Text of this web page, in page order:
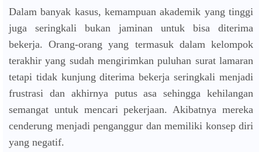
Dalam banyak kasus, kemampuan akademik yang tinggi
juga seringkali bukan jaminan untuk bisa diterima
bekerja. Orang-orang yang termasuk dalam kelompok
terakhir yang sudah mengirimkan puluhan surat lamaran
tetapi tidak kunjung diterima bekerja seringkali menjadi
frustrasi dan akhirnya putus asa sehingga kehilangan
semangat untuk mencari pekerjaan. Akibatnya mereka
cenderung menjadi penganggur dan memiliki konsep diri
yang negatif.